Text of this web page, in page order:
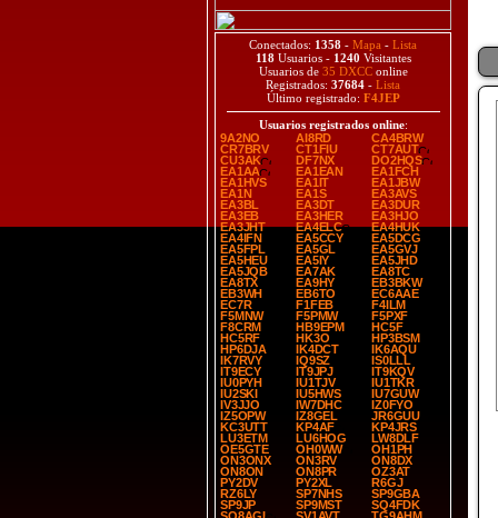
Conectados: 1358 - Mapa - Lista
118Usuarios - 1240 Visitantes
Usuarios de 35 DXCConline
Registrados: 37684 - Lista
Último registrado: F4JEP
Usuarios registrados online:
9A2NO
AI8RD
CA4BRW
CR7BRV
CT1FIU
CT7AUT
CU3AK
DF7NX
DO2HQS
EA1AA
EA1EAN
EA1FCH
EA1HVS
EA1IT
EA1JBW
EA1N
EA1S
EA3AVS
EA3BL
EA3DT
EA3DUR
EA3EB
EA3HER
EA3HJO
EA3JHT
EA4ELC
EA4HUK
EA4IFN
EA5CCY
EA5DCG
EA5FPL
EA5GL
EA5GVJ
EA5HEU
EA5IY
EA5JHD
EA5JQB
EA7AK
EA8TC
EA8TX
EA9HY
EB3BKW
EB3WH
EB6TO
EC6AAE
EC7R
F1FEB
F4ILM
F5MNW
F5PMW
F5PXF
F8CRM
HB9EPM
HC5F
HC5RF
HK3O
HP3BSM
HP6DJA
IK4DCT
IK6AQU
IK7RVY
IQ9SZ
IS0LLL
IT9ECY
IT9JPJ
IT9KQV
IU0PYH
IU1TJV
IU1TKR
IU2SKI
IU5HWS
IU7GUW
IV3JJO
IW7DHC
IZ0FYO
IZ5OPW
IZ8GEL
JR6GUU
KC3UTT
KP4AF
KP4JRS
LU3ETM
LU6HOG
LW8DLF
OE5GTE
OH0WW
OH1PH
ON3ONX
ON3RV
ON8DX
ON8ON
ON8PR
OZ3AT
PY2DV
PY2XL
R6GJ
RZ6LY
SP7NHS
SP9GBA
SP9JP
SP9MST
SQ4FDK